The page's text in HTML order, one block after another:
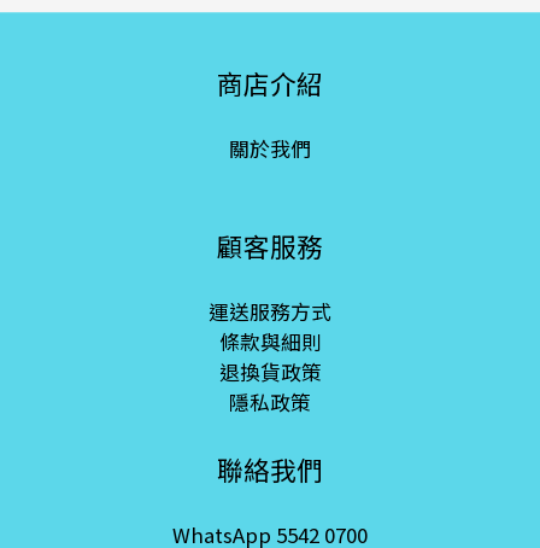
商店介紹
關於我們
顧客服務
運送服務方式
條款與細則
退換貨政策
隱私政策
聯絡我們
WhatsApp 5542 0700